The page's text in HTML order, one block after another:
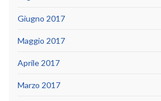
Giugno 2017
Maggio 2017
Aprile 2017
Marzo 2017